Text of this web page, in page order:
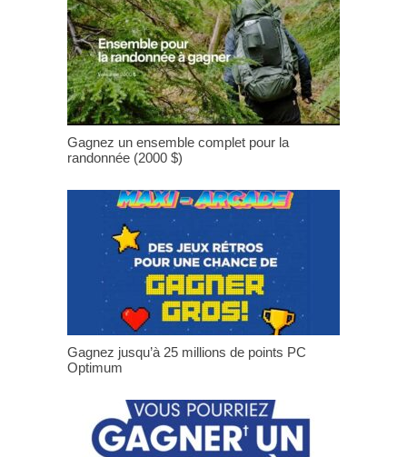
Gagnez un ensemble complet pour la
randonnée (2000 $)
Gagnez jusqu’à 25 millions de points PC
Optimum